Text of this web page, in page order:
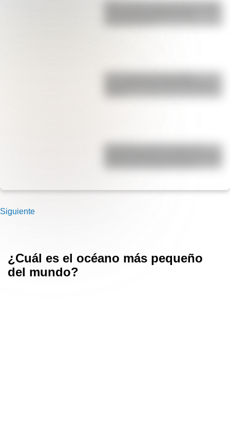
Buenos Aires al principio del siglo
Una infografía descargable
San Martín se hace cargo del
Siguiente
¿Cuál es el océano más pequeño
del mundo?